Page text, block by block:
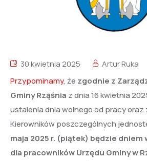
30 kwietnia 2025
Artur Ruka
Przypominamy, że zgodnie z
Gminy Rząśnia z dnia 16 kwietnia
ustalenia dnia wolnego od pracy oraz
Kierowników poszczególnych
maja 2025 r. (piątek) będzie dniem
dla pracowników Urzędu Gminy w